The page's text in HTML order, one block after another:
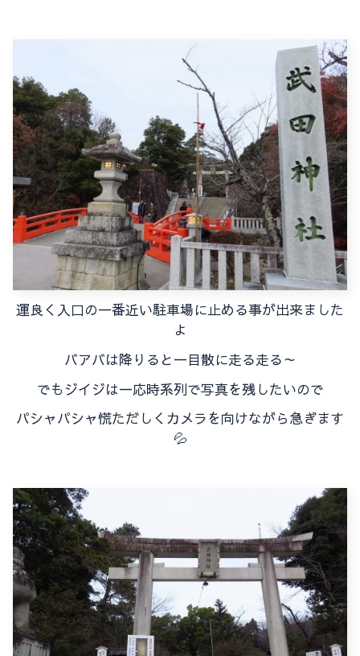
運良く入口の一番近い駐車場に止める事が出来ました
よ
バアバは降りると一目散に走る走る～
でもジイジは一応時系列で写真を残したいので
パシャパシャ慌ただしくカメラを向けながら急ぎます
💦